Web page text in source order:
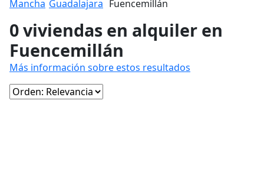
Mancha Guadalajara Fuencemillán
0 viviendas en alquiler en
Fuencemillán
Más información sobre estos resultados